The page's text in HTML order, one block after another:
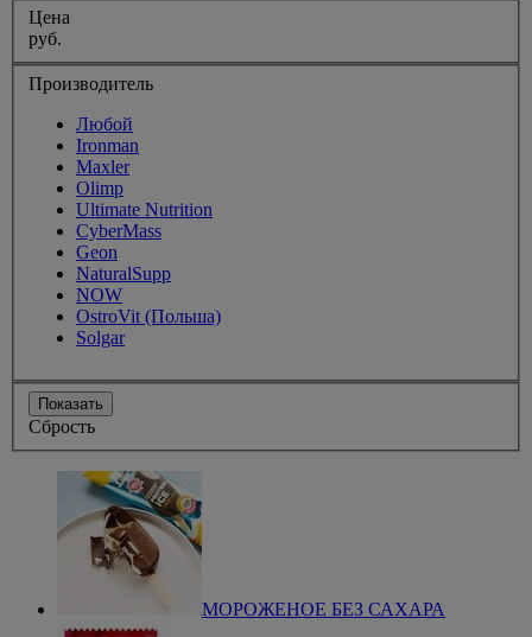
Цена
руб.
Производитель
Любой
Ironman
Maxler
Olimp
Ultimate Nutrition
CyberMass
Geon
NaturalSupp
NOW
OstroVit (Польша)
Solgar
Показать
Сбрость
МОРОЖЕНОЕ БЕЗ САХАРА